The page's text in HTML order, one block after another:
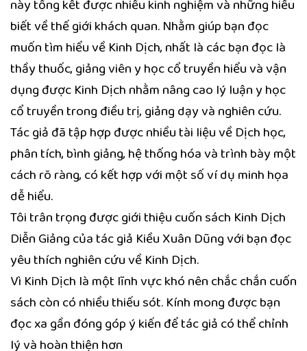
này tổng kết được nhiều kinh nghiệm và những hiểu
biết về thế giới khách quan. Nhằm giúp bạn đọc
muốn tìm hiểu về Kinh Dịch, nhất là các bạn đọc là
thầy thuốc, giảng viên y học cổ truyền hiểu và vận
dụng được Kinh Dịch nhằm nâng cao lý luận y học
cổ truyền trong điều trị, giảng dạy và nghiên cứu.
Tác giả đã tập hợp được nhiều tài liệu về Dịch học,
phân tích, bình giảng, hệ thống hóa và trình bày một
cách rõ ràng, có kết hợp với một số ví dụ minh họa
dễ hiểu.
Tôi trân trọng được giới thiệu cuốn sách Kinh Dịch
Diễn Giảng của tác giả Kiều Xuân Dũng với bạn đọc
yêu thích nghiên cứu về Kinh Dịch.
Vì Kinh Dịch là một lĩnh vực khó nên chắc chắn cuốn
sách còn có nhiều thiếu sót. Kính mong được bạn
đọc xa gần đóng góp ý kiến để tác giả có thể chỉnh
lý và hoàn thiện hơn